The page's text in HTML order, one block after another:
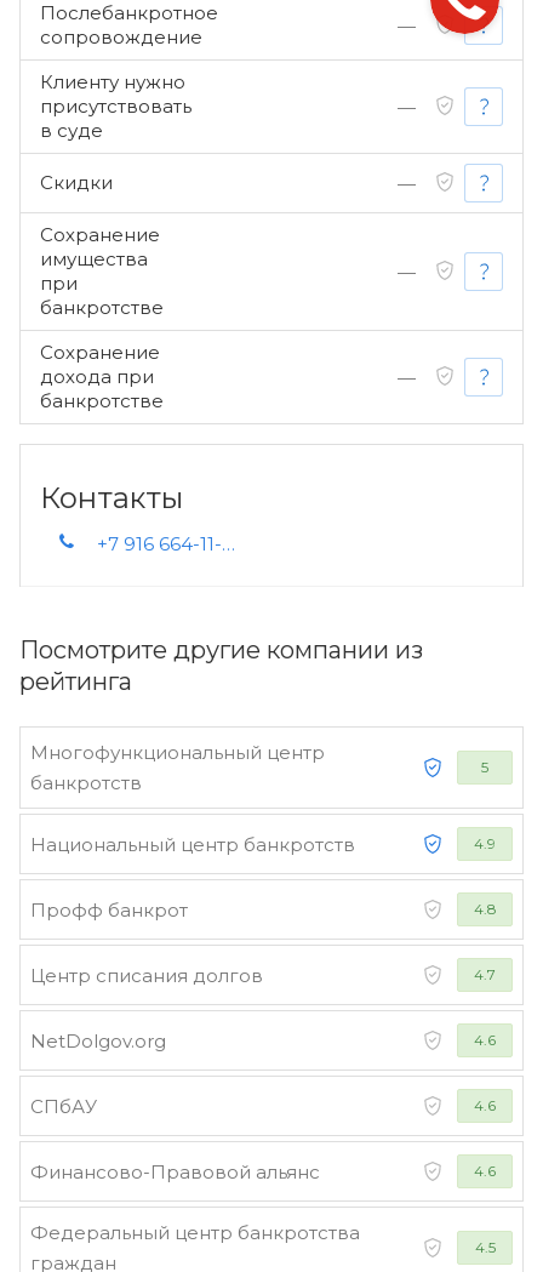
Посмотрите другие компании из
рейтинга
Многофункциональный центр
банкротств
5
Национальный центр банкротств 4.9
Профф банкрот 4.8
Центр списания долгов 4.7
NetDolgov.org 4.6
СПбАУ 4.6
Финансово-Правовой альянс 4.6
Федеральный центр банкротства
граждан
4.5
Послебанкротное
сопровождение
—
Клиенту нужно
присутствовать
в суде
—
Скидки —
Сохранение
имущества
при
банкротстве
—
Сохранение
дохода при
банкротстве
—
Контакты
+7 916 664-11-82